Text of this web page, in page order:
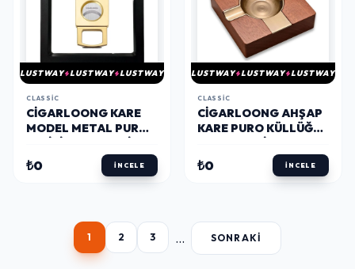
LUSTWAY LUSTWAY LUSTWAY
CLASSIC
CIGARLOONG KARE
MODEL METAL PURO
₺0 İNCELE
LUSTWAY LUSTWAY LUSTWAY
CLASSIC
CIGARLOONG AHŞAP
KARE PURO KÜLLÜĞÜ
₺0 İNCELE
1 2 3 ... SONRAKI